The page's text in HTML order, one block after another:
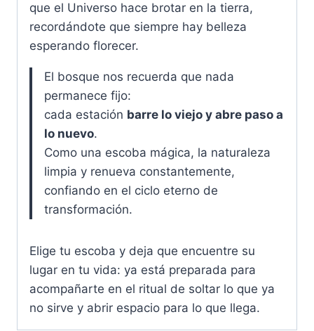
que el Universo hace brotar en la tierra,
recordándote que siempre hay belleza
esperando florecer.
El bosque nos recuerda que nada
permanece fijo:
cada estación barre lo viejo y abre paso a
lo nuevo.
Como una escoba mágica, la naturaleza
limpia y renueva constantemente,
confiando en el ciclo eterno de
transformación.
Elige tu escoba y deja que encuentre su
lugar en tu vida: ya está preparada para
acompañarte en el ritual de soltar lo que ya
no sirve y abrir espacio para lo que llega.